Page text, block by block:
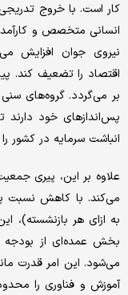
کار است. با خروج تدریجی
انسانی متخصص و
نیروی جوان افزایش
اقتصاد را تضعیف کند.
بر می‌گردد. گروه‌های
پس‌اندازهای خود دارند
انباشت سرمایه در کشور
علاوه بر این، پیری
می‌کند. با کاهش نسبت
به ازای هر بازنشسته)،
بخش عمده‌ای از بودجه
می‌شود. این امر قدرت
آموزش و فناوری را